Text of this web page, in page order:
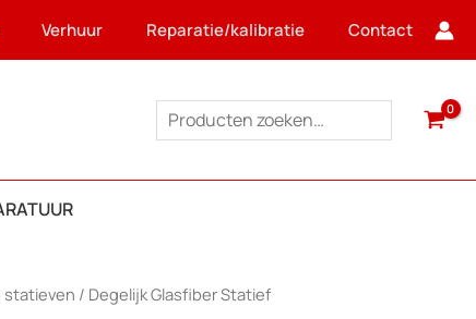
Verhuur Reparatie/kalibratie Contact
Zoeken
statieven / Degelijk Glasfiber Statief